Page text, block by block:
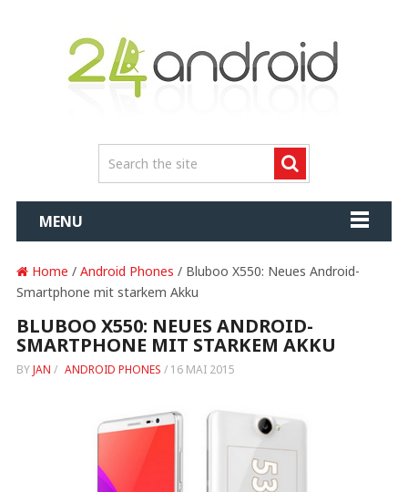
MENU
Home / Android Phones / Bluboo X550: Neues Android-
Smartphone mit starkem Akku
BLUBOO X550: NEUES ANDROID-
SMARTPHONE MIT STARKEM AKKU
BYJAN / ANDROID PHONES / 16 MAI 2015